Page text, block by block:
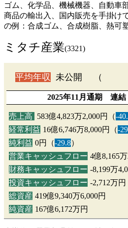
ゴム、化学品、機械機器、自動車
商品の輸出入、国内販売を手掛け
の例：合成ゴム、合成樹脂、熱可
ミタチ産業(3321)
平均年収 未公開 （
2025年11月通期 連
売上高 583億4,823万2,000円（-
経常利益 16億6,746万8,000円（-
純利益 0円（-29.8）
営業キャッシュフロー 4億8,165
財務キャッシュフロー -8,199万
投資キャッシュフロー -2,712万円
総資産 419億9,340万6,000円
純資産 167億6,172万円